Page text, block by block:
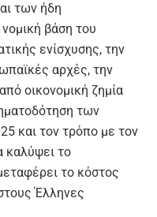
των ήδη
βάση του
ενίσχυσης, την
αρχές, την
οικονομική ζημία
των
και τον τρόπο με τον
καλύψει το
το κόστος
Έλληνες